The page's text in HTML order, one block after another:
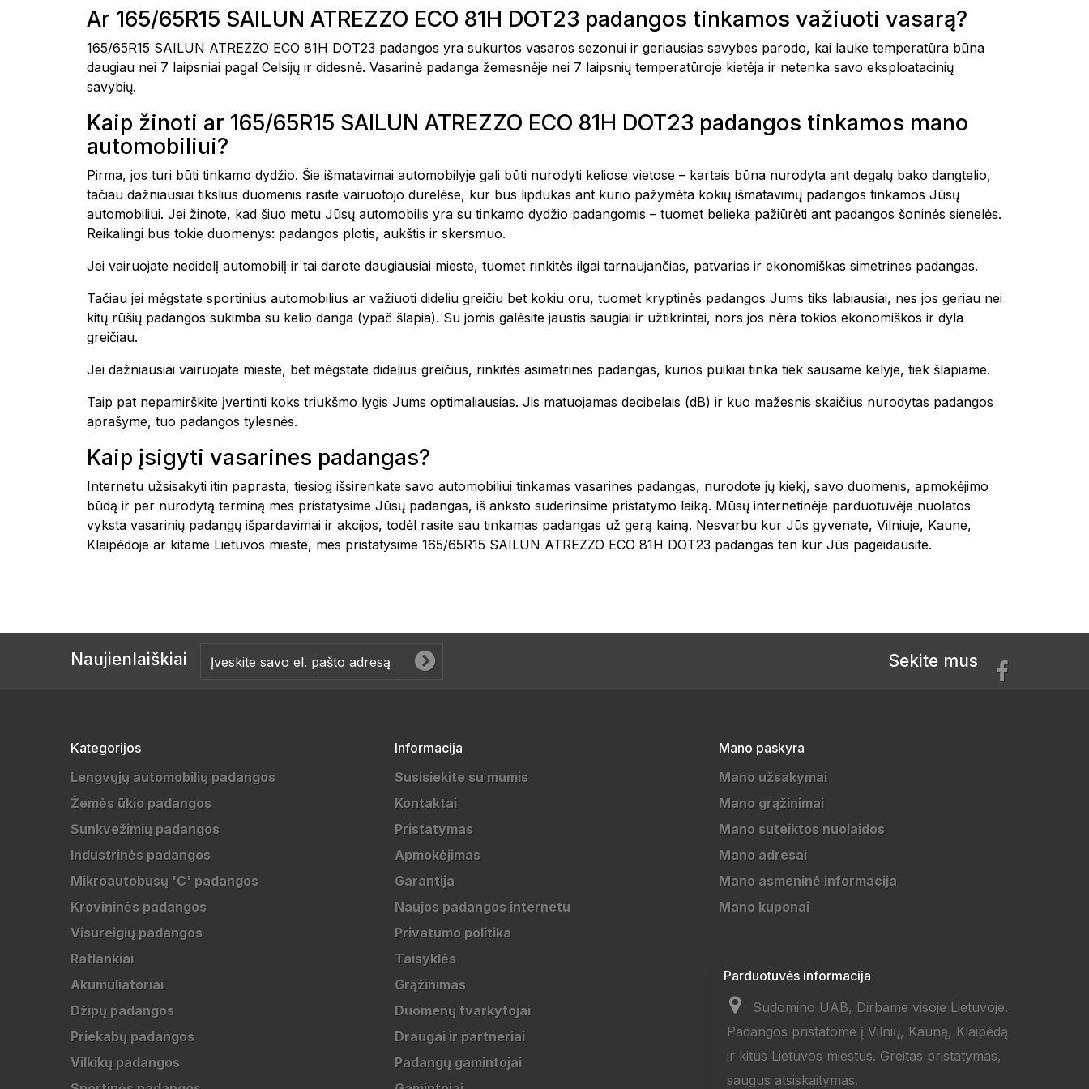
Ar 165/65R15 SAILUN ATREZZO ECO 81H DOT23 padangos tinkamos važiuoti vasarą?
165/65R15 SAILUN ATREZZO ECO 81H DOT23 padangos yra sukurtos vasaros sezonui ir geriausias savybes parodo, kai lauke temperatūra būna
daugiau nei 7 laipsniai pagal Celsijų ir didesnė. Vasarinė padanga žemesnėje nei 7 laipsnių temperatūroje kietėja ir netenka savo eksploatacinių
savybių.
Kaip žinoti ar 165/65R15 SAILUN ATREZZO ECO 81H DOT23 padangos tinkamos mano
automobiliui?
Pirma, jos turi būti tinkamo dydžio. Šie išmatavimai automobilyje gali būti nurodyti keliose vietose – kartais būna nurodyta ant degalų bako dangtelio,
tačiau dažniausiai tikslius duomenis rasite vairuotojo durelėse, kur bus lipdukas ant kurio pažymėta kokių išmatavimų padangos tinkamos Jūsų
automobiliui. Jei žinote, kad šiuo metu Jūsų automobilis yra su tinkamo dydžio padangomis – tuomet belieka pažiūrėti ant padangos šoninės sienelės.
Reikalingi bus tokie duomenys: padangos plotis, aukštis ir skersmuo.
Jei vairuojate nedidelį automobilį ir tai darote daugiausiai mieste, tuomet rinkitės ilgai tarnaujančias, patvarias ir ekonomiškas simetrines padangas.
Tačiau jei mėgstate sportinius automobilius ar važiuoti dideliu greičiu bet kokiu oru, tuomet kryptinės padangos Jums tiks labiausiai, nes jos geriau nei
kitų rūšių padangos sukimba su kelio danga (ypač šlapia). Su jomis galėsite jaustis saugiai ir užtikrintai, nors jos nėra tokios ekonomiškos ir dyla
greičiau.
Jei dažniausiai vairuojate mieste, bet mėgstate didelius greičius, rinkitės asimetrines padangas, kurios puikiai tinka tiek sausame kelyje, tiek šlapiame.
Taip pat nepamirškite įvertinti koks triukšmo lygis Jums optimaliausias. Jis matuojamas decibelais (dB) ir kuo mažesnis skaičius nurodytas padangos
aprašyme, tuo padangos tylesnės.
Kaip įsigyti vasarines padangas?
Internetu užsisakyti itin paprasta, tiesiog išsirenkate savo automobiliui tinkamas vasarines padangas, nurodote jų kiekį, savo duomenis, apmokėjimo
būdą ir per nurodytą terminą mes pristatysime Jūsų padangas, iš anksto suderinsime pristatymo laiką. Mūsų internetinėje parduotuvėje nuolatos
vyksta vasarinių padangų išpardavimai ir akcijos, todėl rasite sau tinkamas padangas už gerą kainą. Nesvarbu kur Jūs gyvenate, Vilniuje, Kaune,
Klaipėdoje ar kitame Lietuvos mieste, mes pristatysime 165/65R15 SAILUN ATREZZO ECO 81H DOT23 padangas ten kur Jūs pageidausite.
Naujienlaiškiai Sekite mus
Kategorijos
Lengvųjų automobilių padangos
Žemės ūkio padangos
Sunkvežimių padangos
Industrinės padangos
Mikroautobusų 'C' padangos
Krovininės padangos
Visureigių padangos
Ratlankiai
Akumuliatoriai
Džipų padangos
Priekabų padangos
Vilkikų padangos
Informacija
Susisiekite su mumis
Kontaktai
Pristatymas
Apmokėjimas
Garantija
Naujos padangos internetu
Privatumo politika
Taisyklės
Grąžinimas
Duomenų tvarkytojai
Draugai ir partneriai
Padangų gamintojai
Mano paskyra
Mano užsakymai
Mano grąžinimai
Mano suteiktos nuolaidos
Mano adresai
Mano asmeninė informacija
Mano kuponai
Parduotuvės informacija
Sudomino UAB, Dirbame visoje Lietuvoje.
Padangos pristatome į Vilnių, Kauną, Klaipėdą
ir kitus Lietuvos miestus. Greitas pristatymas,
saugus atsiskaitymas.